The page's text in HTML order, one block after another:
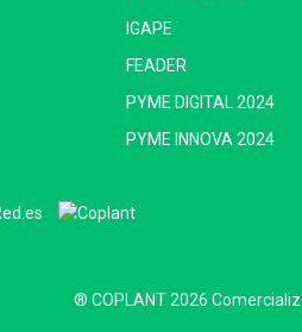
IGAPE
FEADER
PYME DIGITAL 2024
PYME INNOVA 2024
® COPLANT 2026